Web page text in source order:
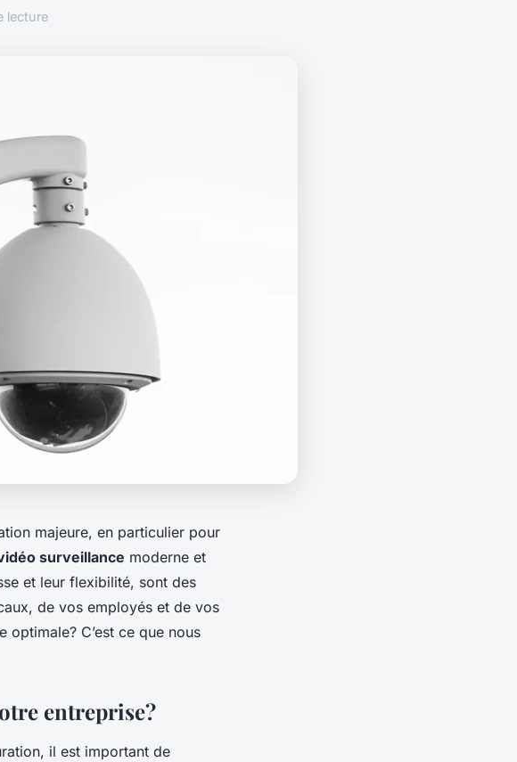
lecture
majeure, en particulier pour
surveillance moderne et
et leur flexibilité, sont des
de vos employés et de vos
C’est ce que nous
entreprise?
il est important de